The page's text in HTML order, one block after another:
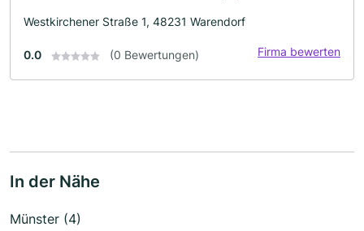
Westkirchener Straße 1, 48231 Warendorf
0.0 (0 Bewertungen) Firma bewerten
In der Nähe
Münster (4)